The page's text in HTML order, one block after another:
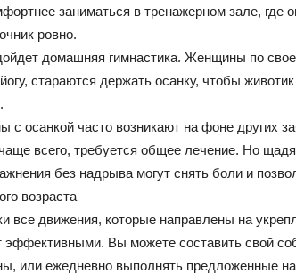
заниматься в тренажерном зале, где
ровно.
домашняя гимнастика. Женщины по
стараются держать осанку, чтобы
осанкой часто возникают на фоне других
всего, требуется общее лечение. Но
без надрыва могут снять боли и
возраста
все движения, которые направлены на
эффективными. Вы можете составить свой
или ежедневно выполнять предложенные